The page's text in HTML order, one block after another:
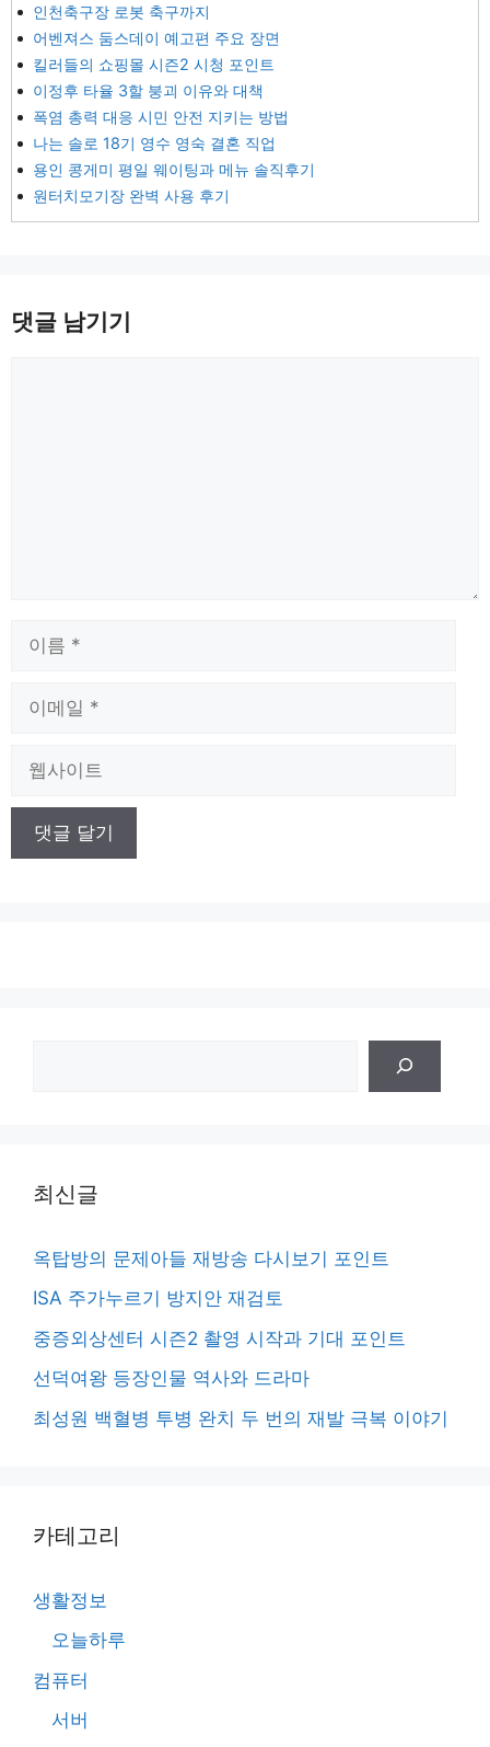
인천축구장 로봇 축구까지
어벤져스 둠스데이 예고편 주요 장면
킬러들의 쇼핑몰 시즌2 시청 포인트
이정후 타율 3할 붕괴 이유와 대책
폭염 총력 대응 시민 안전 지키는 방법
나는 솔로 18기 영수 영숙 결혼 직업
용인 콩게미 평일 웨이팅과 메뉴 솔직후기
원터치모기장 완벽 사용 후기
댓글 남기기
최신글
옥탑방의 문제아들 재방송 다시보기 포인트
ISA 주가누르기 방지안 재검토
중증외상센터 시즌2 촬영 시작과 기대 포인트
선덕여왕 등장인물 역사와 드라마
최성원 백혈병 투병 완치 두 번의 재발 극복 이야기
카테고리
생활정보
오늘하루
컴퓨터
서버